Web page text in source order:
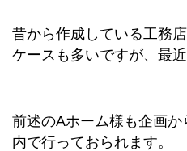
昔から作成している工務
ケースも多いですが、最
前述のAホーム様も企画
内で行っておられます。